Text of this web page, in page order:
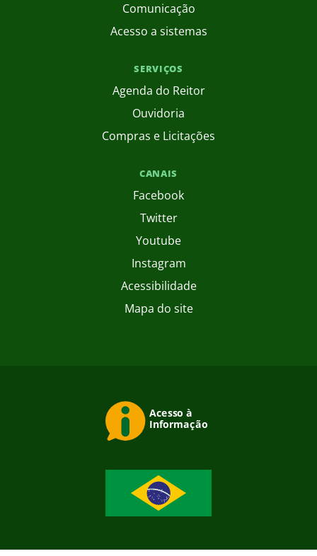
Comunicação
Acesso a sistemas
SERVIÇOS
Agenda do Reitor
Ouvidoria
Compras e Licitações
CANAIS
Facebook
Twitter
Youtube
Instagram
Acessibilidade
Mapa do site